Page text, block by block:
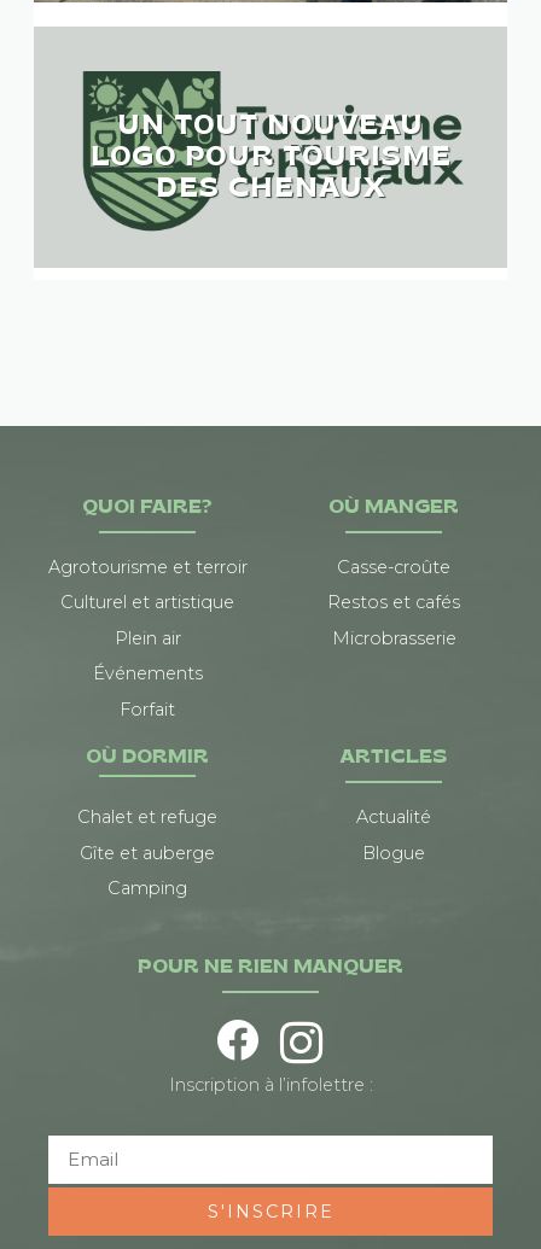
UN TOUT NOUVEAU
LOGO POUR TOURISME
DES CHENAUX
QUOI FAIRE?
Agrotourisme et terroir
Culturel et artistique
Plein air
Événements
Forfait
OÙ MANGER
Casse-croûte
Restos et cafés
Microbrasserie
OÙ DORMIR
Chalet et refuge
Gîte et auberge
Camping
ARTICLES
Actualité
Blogue
POUR NE RIEN MANQUER
Inscription à l’infolettre :
S'INSCRIRE